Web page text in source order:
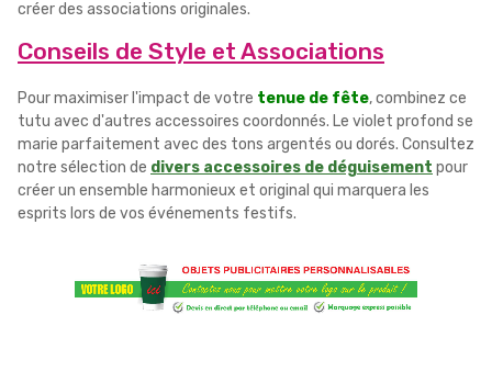
créer des associations originales.
Conseils de Style et Associations
Pour maximiser l'impact de votre tenue de fête, combinez ce
tutu avec d'autres accessoires coordonnés. Le violet profond se
marie parfaitement avec des tons argentés ou dorés. Consultez
notre sélection de divers accessoires de déguisement pour
créer un ensemble harmonieux et original qui marquera les
esprits lors de vos événements festifs.